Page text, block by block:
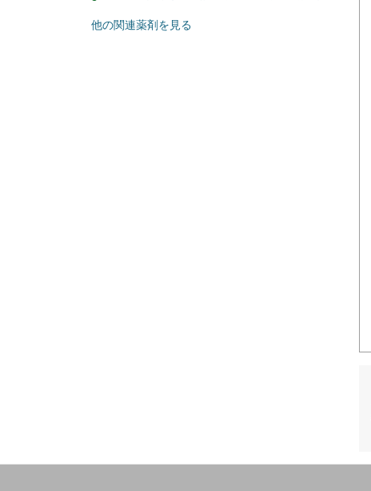
他の関連薬剤を見る